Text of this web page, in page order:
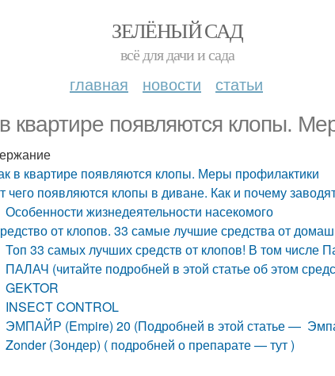
ЗЕЛЁНЫЙ САД
всё для дачи и сада
главная новости статьи
квартире появляются клопы.
в квартире появляются клопы. Меры профилактики
чего появляются клопы в диване. Как и почему
Особенности жизнедеятельности насекомого
от клопов. 33 самые лучшие средства от
Топ 33 самых лучших средств от клопов! В том числе
ПАЛАЧ (читайте подробней в этой статье об этом
GEKTOR
INSECT CONTROL
ЭМПАЙР (Empire) 20 (Подробней в этой статье —
Zonder (Зондер) ( подробней о препарате — тут )